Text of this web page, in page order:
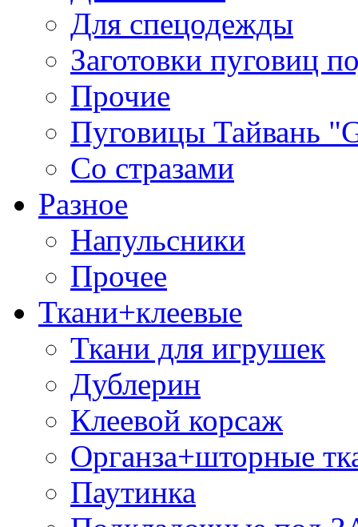
Для спецодежды
Заготовки пуговиц
Прочие
Пуговицы Тайвань
Со стразами
Разное
Напульсники
Прочее
Ткани+клеевые
Ткани для игрушек
Дублерин
Клеевой корсаж
Органза+шторные
Паутинка